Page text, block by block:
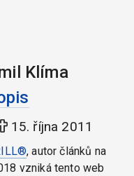
Klíma
15. října 2011
, autor článků na
vzniká tento web